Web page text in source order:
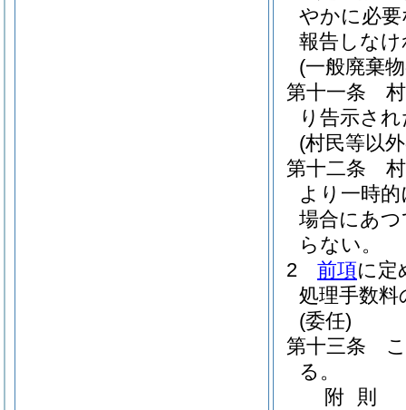
やかに必
報告しな
(一般廃棄
第十一条
り告示さ
(村民等以
第十二条
より一時
場合にあ
らない。
2
前項に定
処理手数
(委任)
第十三条
る。
附 則